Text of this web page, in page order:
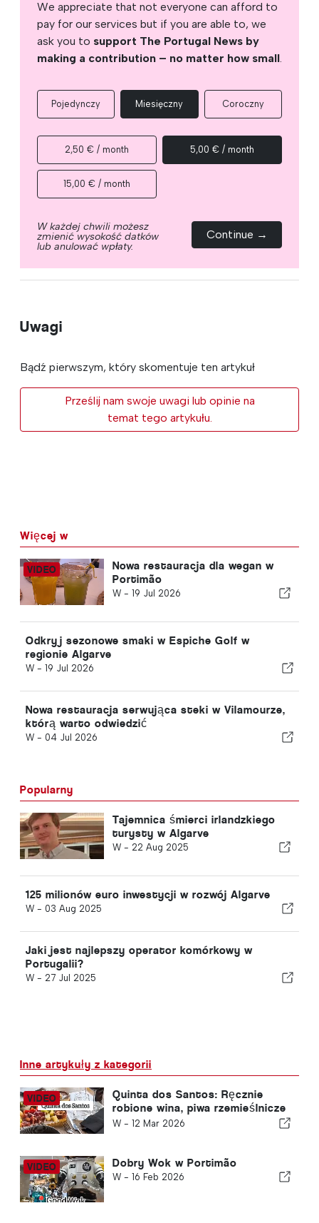
We appreciate that not everyone can afford to
pay for our services but if you are able to, we
ask you to support The Portugal News by
making a contribution – no matter how small
Pojedynczy Miesięczny Coroczny
2,50 € / month 5,00 € / month
15,00 € / month
W każdej chwili możesz
zmienić wysokość datków
lub anulować wpłaty.
Continue →
Uwagi
Bądź pierwszym, który skomentuje ten artykuł
Prześlij nam swoje uwagi lub opinie na
temat tego artykułu.
Więcej w
Nowa restauracja dla wegan w
Portimão
W - 19 Jul 2026
Odkryj sezonowe smaki w Espiche Golf w
regionie Algarve
W - 19 Jul 2026
Nowa restauracja serwująca steki w Vilamourze,
którą warto odwiedzić
W - 04 Jul 2026
Popularny
Tajemnica śmierci irlandzkiego
turysty w Algarve
W - 22 Aug 2025
125 milionów euro inwestycji w rozwój Algarve
W - 03 Aug 2025
Jaki jest najlepszy operator komórkowy w
Portugalii?
W - 27 Jul 2025
Inne artykuły z kategorii
Quinta dos Santos: Ręcznie
robione wina, piwa rzemieślnicze
i doskonałość kulinarna
W - 12 Mar 2026
Dobry Wok w Portimão
W - 16 Feb 2026